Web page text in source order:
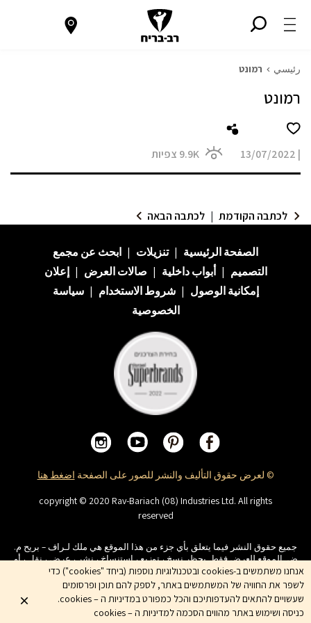
رئيسي רמונט
רמונט
|
13/07/2022
9.9K צפיות
לכתבה הקודמת | לכתבה הבאה
الصفحة الرئيسية | تنزيلات | ابحث عن مجمع
التصميم | أبواب داخلية | صالات العرض | إعلان
إمكانية الوصول | شروط الاستخدام | سياسة
الخصوصية
© لعرض حقوق التأليف والنشر للصور على الصفحة اضغط هنا
copyright © 2020 Rav-Bariach (08) Industries Ltd. All rights
reserved
جميع حقوق النشر فيما يتعلق بأي جزء من هذا الموقع هي ملك لـراف – بريح م.
ض. الموقع للعرض فقط. يحظر نسخ ، توزيع ، استنساخ ، نشر ، عرض ، نقل ، أو
تعديل ، ةويحظر أداء أعمال مشتقة في المحتوى الذي يظهر على الموقع. أسماء
المنتجات والشركات والخدمات هي علامات تجارية للشركة ولا يجوز استخدامها
دون موافقة مسبقة من الشركة
אנחנו משתמשים ב-cookies ובטכנולוגיות נוספות (ביחד "cookies") כדי
לשפר את החוויה של המשתמשים באתר, לספק להם תוכן ופרסומים
שעשויים להתאים להעדפותיכם והכל כמפורט במדיניות ה – cookies.
כניסה ושימוש באתר מהווים הסכמה למדיניות ה – cookies